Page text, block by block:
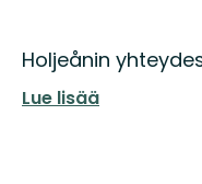
Kuvaus
Holjeånin
Lue lisää